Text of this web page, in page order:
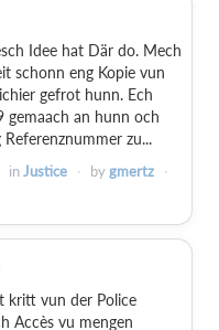
Idee hat Där do. Mech
schonn eng Kopie vun
gefrot hunn. Ech
gemaach an hunn och
zu...
inJustice bygmertz
kritt vun der Police
Accès vu mengen